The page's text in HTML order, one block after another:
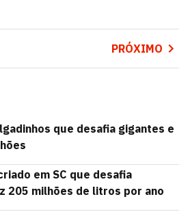
PRÓXIMO
que desafia gigantes e
em SC que desafia
205 milhões de litros por ano